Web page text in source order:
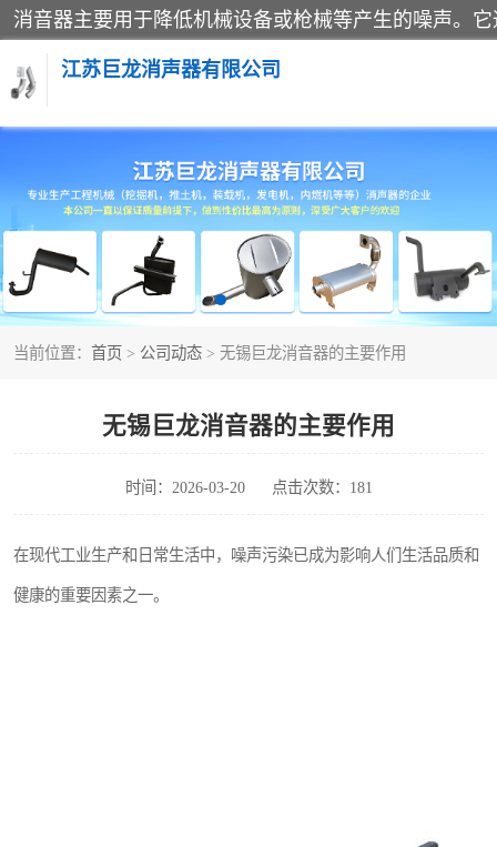
江苏巨龙消声器有限公司
当前位置： 首页 > 公司动态 > 无锡巨龙消音器的主要作用
无锡巨龙消音器的主要作用
时间：2026-03-20 点击次数：181
在现代工业生产和日常生活中，噪声污染已成为影响人们生活品质和
健康的重要因素之一。
消声器